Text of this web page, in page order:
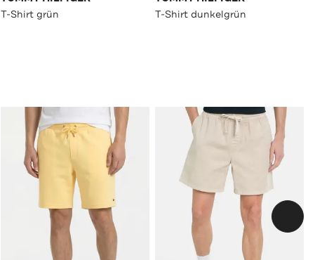
T-Shirt grün T-Shirt dunkelgrün